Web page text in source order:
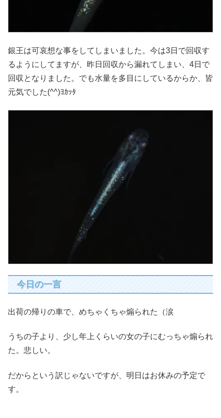
銀王は可哀想な事をしてしまいました。今は3日で回収す
るようにしてますが、昨日回収から漏れてしまい、4日で
回収となりました。でも水量を多目にしているからか、皆
元気でした(^^)ﾖｶｯﾀ
今日の一言
出荷の帰りの車で、めちゃくちゃ煽られた（涙
うちの子より、少し年上くらいの女の子にむっちゃ煽られ
た。悲しい。
だからという訳じゃないですが、明日はお休みの予定で
す。